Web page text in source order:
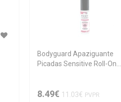
Bodyguard Apaziguante
Picadas Sensitive Roll-On
8.49€ 11.03€ PVPR